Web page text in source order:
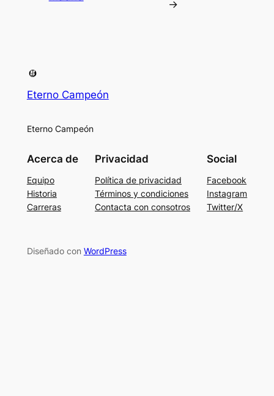
→
Eterno Campeón
Eterno Campeón
Acerca de
Equipo
Historia
Carreras
Privacidad
Política de privacidad
Términos y condiciones
Contacta con consotros
Social
Facebook
Instagram
Twitter/X
Diseñado con WordPress